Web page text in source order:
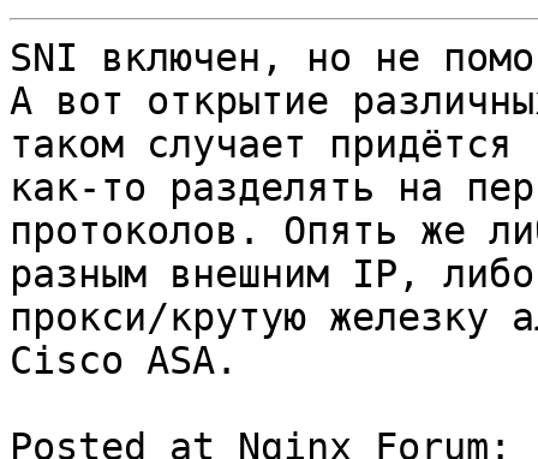
SNI включен, но не
А вот открытие
таком случает придётся
как-то разделять на
протоколов. Опять же
разным внешним IP,
прокси/крутую железку
Cisco ASA.